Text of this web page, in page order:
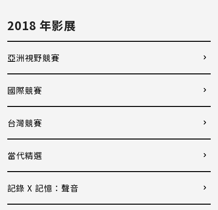
2018 年影展
亞洲視野競賽
國際競賽
台灣競賽
當代精選
記錄 X 記憶：聲音